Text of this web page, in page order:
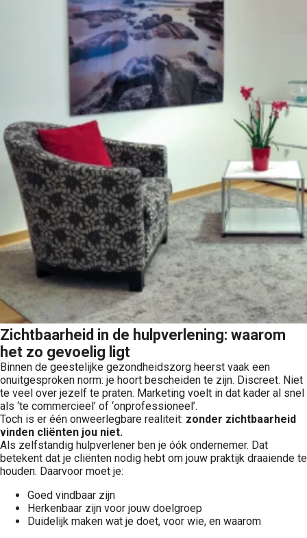
Zichtbaarheid in de hulpverlening: waarom
het zo gevoelig ligt
Binnen de geestelijke gezondheidszorg heerst vaak een
onuitgesproken norm: je hoort bescheiden te zijn. Discreet. Niet
te veel over jezelf te praten. Marketing voelt in dat kader al snel
als ‘te commercieel’ of ‘onprofessioneel’.
Toch is er één onweerlegbare realiteit: zonder zichtbaarheid
vinden cliënten jou niet.
Als zelfstandig hulpverlener ben je óók ondernemer. Dat
betekent dat je cliënten nodig hebt om jouw praktijk draaiende te
houden. Daarvoor moet je:
Goed vindbaar zijn
Herkenbaar zijn voor jouw doelgroep
Duidelijk maken wat je doet, voor wie, en waarom